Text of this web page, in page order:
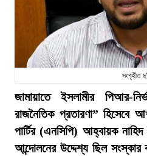
সংগৃহীত
জামায়াতে ইসলামীর পিআর-
রাজনৈতিক প্রতারণা” হিসেবে
পার্টির (এনসিপি) আহ্বায়ক
আন্দোলনের উদ্দেশ্য ছিল সংস্কার